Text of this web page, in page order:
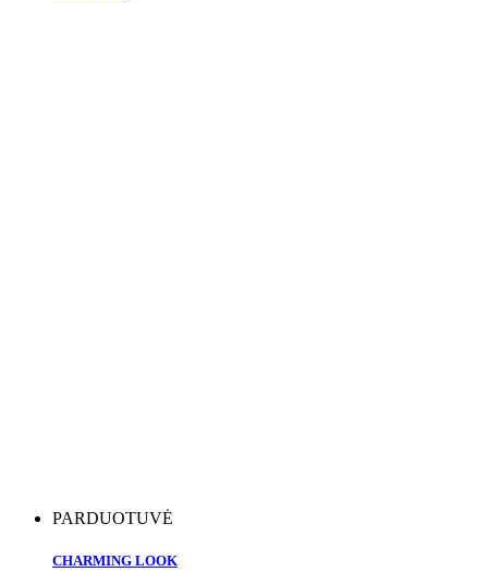
PARDUOTUVĖ
CHARMING LOOK